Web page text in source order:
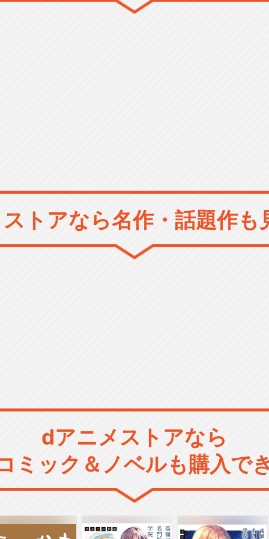
トアなら名作・話題作も
dアニメストアなら
ミック＆ノベルも購入で